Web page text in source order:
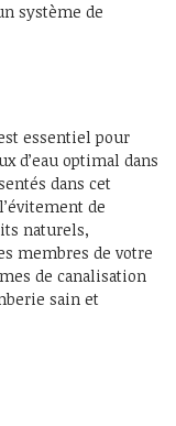
système de
essentiel pour
d’eau optimal dans
dans cet
de
naturels,
membres de votre
de canalisation
sain et